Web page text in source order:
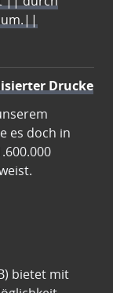
Drucke
es doch in
bietet mit